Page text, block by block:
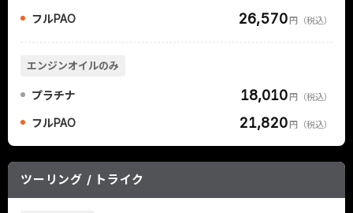
フルPAO 26,570円（税込）
エンジンオイルのみ
プラチナ 18,010円（税込）
フルPAO 21,820円（税込）
ツーリング / トライク